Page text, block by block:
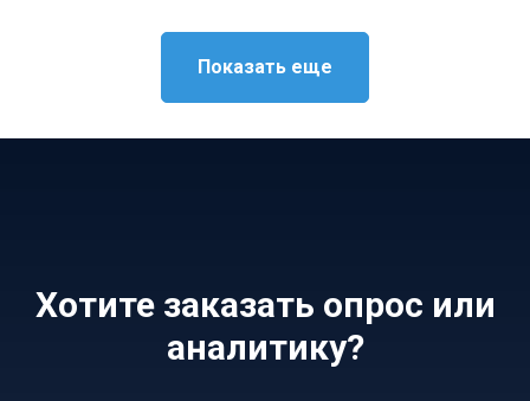
Показать еще
Хотите заказать опрос или
аналитику?